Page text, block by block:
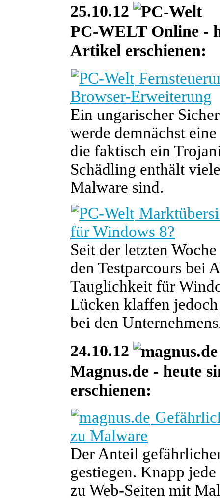
25.10.12
PC-WELT Online -
Artikel erschienen:
Browser-Erweiterung
Ein ungarischer
werde demnächst
die faktisch ein
Schädling enthält
Malware sind.
für Windows 8?
Seit der letzten
den Testparcours bei
Tauglichkeit für
Lücken klaffen
bei den
24.10.12
Magnus.de - heute
erschienen:
zu Malware
Der Anteil
gestiegen. Knapp
zu Web-Seiten mit